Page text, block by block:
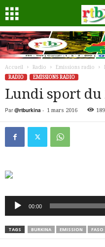
Accueil Radio Emissions radio
RADIO
EMISSIONS RADIO
Lundi sport du
Par @rtburkina - 1 mars 2016
Lecteur
audio
00:00
TAGS BURKINA EMISSION FASO